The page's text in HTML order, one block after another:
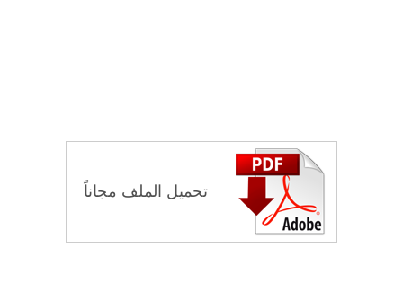
تحميل الملف مجاناً